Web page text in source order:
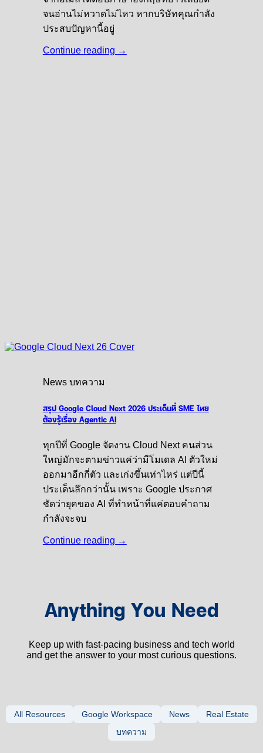
จนอ่านไม่หวาดไม่ไหว หากบริษัทคุณกำลัง
ประสบปัญหานี้อยู่
Continue reading →
News บทความ
สรุป Google Cloud Next 2026 ประเด็นที่ SME ไทย
ต้องรู้เรื่อง Agentic AI
ทุกปีที่ Google จัดงาน Cloud Next คนส่วน
ใหญ่มักจะตามข่าวแค่ว่ามีโมเดล AI ตัวใหม่
ออกมาอีกกี่ตัว และเก่งขึ้นเท่าไหร่ แต่ปีนี้
ประเด็นลึกกว่านั้น เพราะ Google ประกาศ
ชัดว่ายุคของ AI ที่ทำหน้าที่แค่ตอบคำถาม
กำลังจะจบ
Continue reading →
Anything You Need
Keep up with fast-pacing business and tech world
and get the answer to your most curious questions.
All Resources Google Workspace News
Real Estate
บทความ